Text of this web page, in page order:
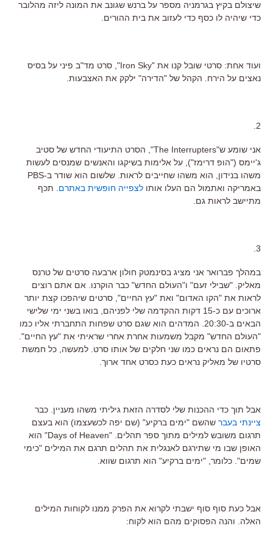
שיצולם בקיץ בגרמניה מספר על ברנש שגונב את המונה ליזה מהלובר
כדי שיהיה לו כסף כדי לעזוב את בית ההורים.
ועוד אחת: סרטי שובל קנו את "Iron Sky", סרט מד"ב פיני על בסיס
נאצים על הירח. הקהל של "הדירה" ילקק את האצבעות.
2.
אני שומע ש"The Interrupters", הסרט התיעודי החדש של סטיב
ג'יימס ("הופ דרימז"), על אלימות בשיקגו והאנשים שמנסים לעשות
משהו בנידון, הוא משהו שחייבים לראות. שלשום הוא שודר ב-PBS
באמריקה ואתמול הם העלו אותו לצפייה חופשית באתרם . תכף
מתיישב לראות גם.
3.
במהלך פברואר אני מציג בסינמטק חולון ארבעה סרטים של טרנס
מאליק. "שבילי זעם" ו"העולם החדש" כבר הוקרנו. אם אתם רוצים
לראות את "הקו האדום" ואת "עץ החיים", סרטים שיהפכו קצת יותר
ארוכים עם כ-15 דקות ההקדמה שלי לפניהם, בואו בשני ימי שלישי
הבאים ב-20:30. המדהים הוא שגם סרט שפחות התחברתי אליו כמו
"העולם החדש" מקבל משמעות אחרת אחרי שראיתי את "עץ החיים".
פתאום הם נראים כמו שני חלקים של אותו סרט. למעשה, כל חמשת
סרטיו של מאליק נראים כעת כסרט אחד ארוך.
אבל תוך כדי ההכנות שלי לסדרה הזאת גיליתי משהו מעניין. כבר
ציינתי בעבר שהשם "ימים ברקיע" (שם יפה לכשעצמו) הוא בעצם
תרגום משובש למילים מתוך ספר תהלים. "Days of Heaven" הוא
האופן שבו מי שתירגם לאנגלית את תהלים תרגם את המילים "כימי
שמים". כלומר, "ימים ברקיע" הוא תרגום שווא.
אבל כעת סוף סוף ישבתי לקרוא את הפרק ממנו לקוחות המילים
האלה. והנה הפסוקים מהם הוא לקוח: